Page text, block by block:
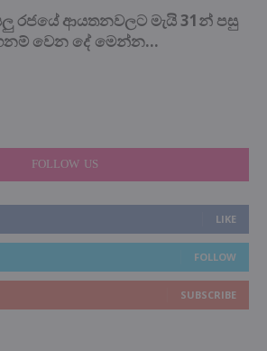
රජයේ ආයතනවලට මැයි 31න් පසු
වෙන දේ මෙන්න…
FOLLOW US
LIKE
FOLLOW
SUBSCRIBE